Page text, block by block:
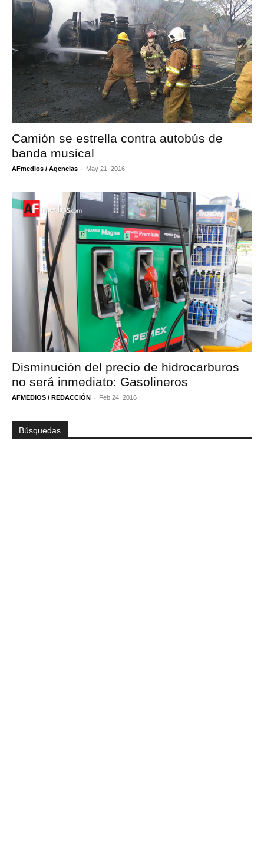
Camión se estrella contra autobús de
banda musical
AFmedios / Agencias - May 21, 2016
Disminución del precio de hidrocarburos
no será inmediato: Gasolineros
AFMEDIOS / REDACCIÓN - Feb 24, 2016
Búsquedas